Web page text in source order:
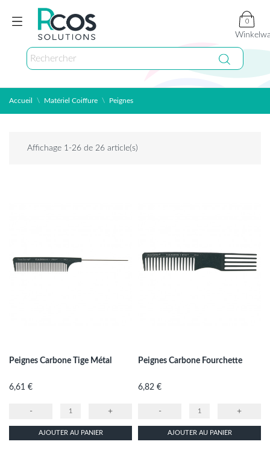
0
Accueil Matériel Coiffure Peignes
Affichage 1-26 de 26 article(s)
Peignes Carbone Tige Métal
Prix
6,61 €
- +
AJOUTER AU PANIER
Peignes Carbone Fourchette
Prix
6,82 €
- +
AJOUTER AU PANIER